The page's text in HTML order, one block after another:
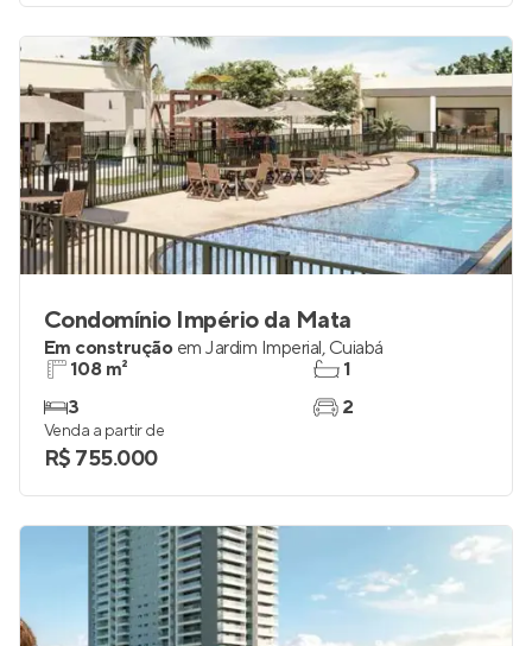
Condomínio Império da Mata
Em construção em Jardim Imperial, Cuiabá
108 m²
3
1
2
Venda a partir de
R$ 755.000